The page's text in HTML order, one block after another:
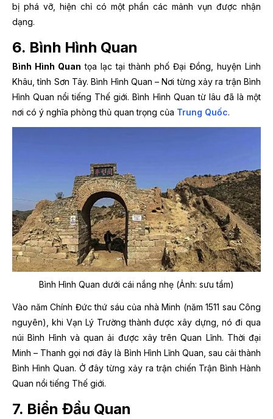
bị phá vỡ, hiện chỉ có một phần các mảnh vụn được nhận
dạng.
6. Bình Hình Quan
Bình Hình Quan tọa lạc tại thành phố Đại Đồng, huyện Linh
Khâu, tỉnh Sơn Tây. Bình Hình Quan – Nơi từng xảy ra trận Bình
Hình Quan nổi tiếng Thế giới. Bình Hình Quan từ lâu đã là một
nơi có ý nghĩa phòng thủ quan trọng của Trung Quốc.
Bình Hình Quan dưới cái nắng nhẹ (Ảnh: sưu tầm)
Vào năm Chính Đức thứ sáu của nhà Minh (năm 1511 sau Công
nguyên), khi Vạn Lý Trường thành được xây dựng, nó đi qua
núi Bình Hình và quan ải được xây trên Quan Lĩnh. Thời đại
Minh – Thanh gọi nơi đây là Bình Hình Lĩnh Quan, sau cải thành
Bình Hình Quan. Ở đây từng xảy ra trận chiến Trận Bình Hành
Quan nổi tiếng Thế giới.
7. Biển Đầu Quan